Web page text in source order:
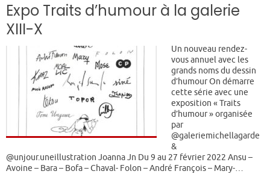
Expo Traits d’humour à la galerie
XIII-X
Un nouveau rendez-
vous annuel avec les
grands noms du dessin
d’humour On démarre
cette série avec une
exposition « Traits
d’humour » organisée
par
@galeriemichellagarde
&
@unjour.uneillustration Joanna Jn Du 9 au 27 février 2022 Ansu –
Avoine – Bara – Bofa – Chaval- Folon – André François – Mary-…